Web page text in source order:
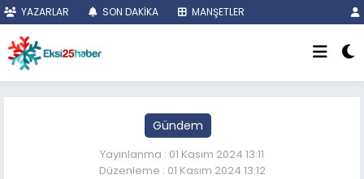
YAZARLAR SON DAKİKA MANŞETLER
Gündem
Yayınlanma : 01 Kasım 2024 13:11
Düzenleme : 01 Kasım 2024 13:12